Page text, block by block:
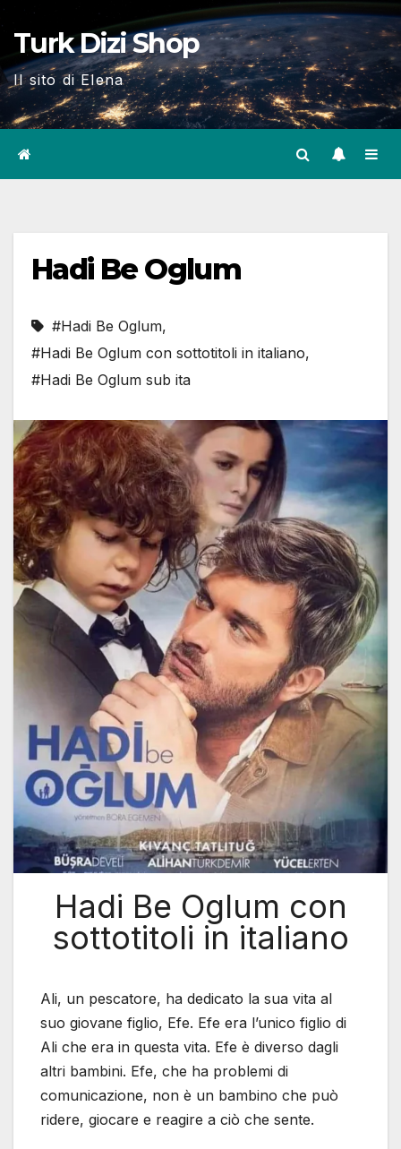
Skip
content
Turk Dizi Shop
Il sito di Elena
Hadi Be Oglum
#Hadi Be Oglum,
#Hadi Be Oglum con sottotitoli in italiano,
#Hadi Be Oglum sub ita
Hadi Be Oglum con
sottotitoli in italiano
Ali, un pescatore, ha dedicato la sua vita al
suo giovane figlio, Efe. Efe era l’unico figlio di
Ali che era in questa vita. Efe è diverso dagli
altri bambini. Efe, che ha problemi di
comunicazione, non è un bambino che può
ridere, giocare e reagire a ciò che sente.